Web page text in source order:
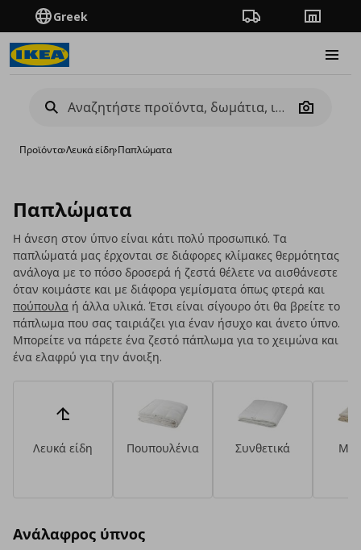
Greek Πορεία παραγγελίας
Camera
Προϊόντα›Λευκά είδη›Παπλώματα
Παπλώματα
Η άνεση στον ύπνο είναι κάτι πολύ προσωπικό. Τα
παπλώματά μας έρχονται σε διάφορες κλίμακες θερμότητας
ανάλογα με το πόσο δροσερά ή ζεστά θέλετε να αισθάνεστε
όταν κοιμάστε και με διάφορα γεμίσματα όπως φτερά και
πούπουλα ή άλλα υλικά. Έτσι είναι σίγουρο ότι θα βρείτε το
πάπλωμα που σας ταιριάζει για έναν ήσυχο και άνετο ύπνο.
Μπορείτε να πάρετε ένα ζεστό πάπλωμα για το χειμώνα και
ένα ελαφρύ για την άνοιξη.
Λευκά είδη Πουπουλένια Συνθετικά
Ανάλαφρος ύπνος